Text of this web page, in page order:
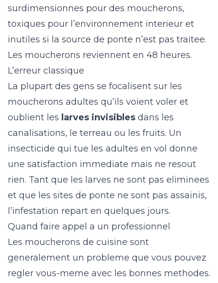
surdimensionnes pour des moucherons,
toxiques pour l’environnement interieur et
inutiles si la source de ponte n’est pas traitee.
Les moucherons reviennent en 48 heures.
L’erreur classique
La plupart des gens se focalisent sur les
moucherons adultes qu’ils voient voler et
oublient les larves invisibles dans les
canalisations, le terreau ou les fruits. Un
insecticide qui tue les adultes en vol donne
une satisfaction immediate mais ne resout
rien. Tant que les larves ne sont pas eliminees
et que les sites de ponte ne sont pas assainis,
l’infestation repart en quelques jours.
Quand faire appel a un professionnel
Les moucherons de cuisine sont
generalement un probleme que vous pouvez
regler vous-meme avec les bonnes methodes.